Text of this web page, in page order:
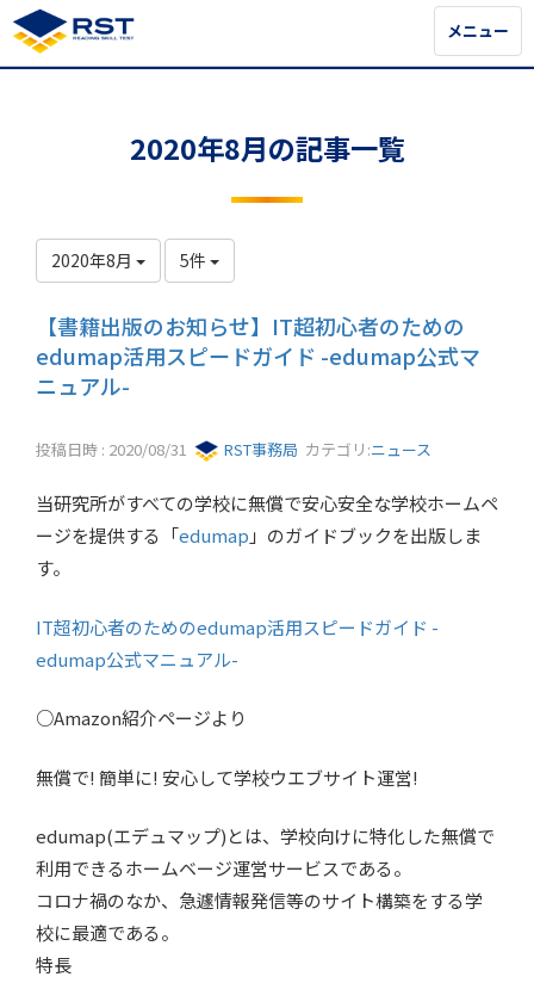
メニュー
メニュー
2020年8月の記事一覧
2020年8月 5件
【書籍出版のお知らせ】IT超初心者のための
edumap活用スピードガイド -edumap公式マ
ニュアル-
投稿日時 : 2020/08/31 RST事務局 カテゴリ:ニュース
当研究所がすべての学校に無償で安心安全な学校ホームペ
ージを提供する「edumap 」のガイドブックを出版しま
す。
IT超初心者のためのedumap活用スピードガイド -
edumap公式マニュアル-
○Amazon紹介ページより
無償で! 簡単に! 安心して学校ウエブサイト運営!
edumap(エデュマップ)とは、学校向けに特化した無償で
利用できるホームベージ運営サービスである。
コロナ禍のなか、急遽情報発信等のサイト構築をする学
校に最適である。
特長